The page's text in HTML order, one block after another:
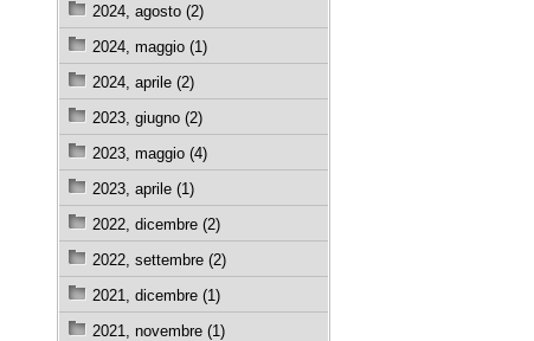
2024, agosto (2)
2024, maggio (1)
2024, aprile (2)
2023, giugno (2)
2023, maggio (4)
2023, aprile (1)
2022, dicembre (2)
2022, settembre (2)
2021, dicembre (1)
2021, novembre (1)